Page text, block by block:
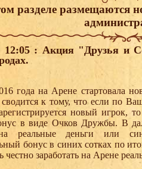
разделе размещаются
12:05 : Акция "Друзья и
года на Арене стартовала
к тому, что если по
новый
в виде Очков Дружбы. В
реальные деньги или
бонус в синих сотках по
честно заработать на Арене